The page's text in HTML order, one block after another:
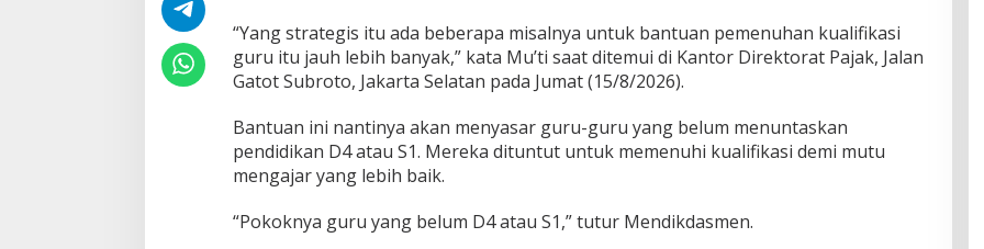
w
a
t
A
g
a
r
n
“Yang strategis itu ada beberapa misalnya untuk bantuan pemenuhan kualifikasi
guru itu jauh lebih banyak,” kata Mu’ti saat ditemui di Kantor Direktorat Pajak, Jalan
Gatot Subroto, Jakarta Selatan pada Jumat (15/8/2026).
Bantuan ini nantinya akan menyasar guru-guru yang belum menuntaskan
pendidikan D4 atau S1. Mereka dituntut untuk memenuhi kualifikasi demi mutu
mengajar yang lebih baik.
“Pokoknya guru yang belum D4 atau S1,” tutur Mendikdasmen.